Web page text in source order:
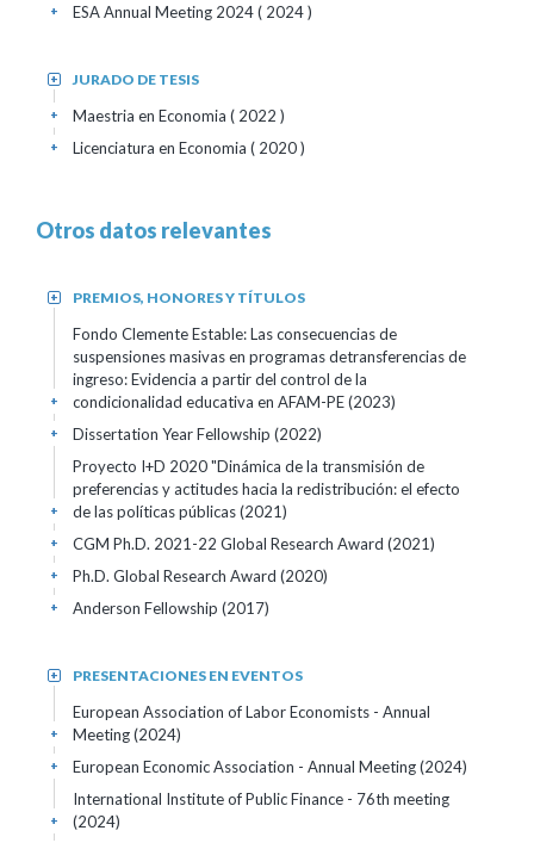
ESA Annual Meeting 2024( 2024 )
+
JURADO DE TESIS
+
Maestria en Economia ( 2022 )
+
Licenciatura en Economia ( 2020 )
+
Otros datos relevantes
PREMIOS, HONORES Y TÍTULOS
+
Fondo Clemente Estable: Las consecuencias de
suspensiones masivas en programas detransferencias de
ingreso: Evidencia a partir del control de la
condicionalidad educativa en AFAM-PE(2023)
+
Dissertation Year Fellowship (2022)
+
Proyecto I+D 2020 "Dinámica de la transmisión de
preferencias y actitudes hacia la redistribución: el efecto
de las políticas públicas(2021)
+
CGM Ph.D. 2021-22 Global Research Award (2021)
+
Ph.D. Global Research Award (2020)
+
Anderson Fellowship (2017)
+
PRESENTACIONES EN EVENTOS
+
European Association of Labor Economists - Annual
Meeting(2024)
+
European Economic Association - Annual Meeting(2024)
+
International Institute of Public Finance - 76th meeting
(2024)
+